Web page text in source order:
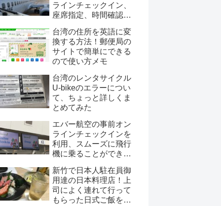
ラインチェックイン、
座席指定、時間確認情
にメリットはあるの？
台湾の住所を英語に変
換する方法！郵便局の
サイトで簡単にできる
ので使い方メモ
台湾のレンタサイクル
U-bikeのエラーについ
て、ちょっと詳しくま
とめてみた
エバー航空の事前オン
ラインチェックインを
利用、スムーズに飛行
機に乗ることができる
新竹で日本人駐在員御
用達の日本料理店！上
司によく連れて行って
もらった日式ご飯を紹